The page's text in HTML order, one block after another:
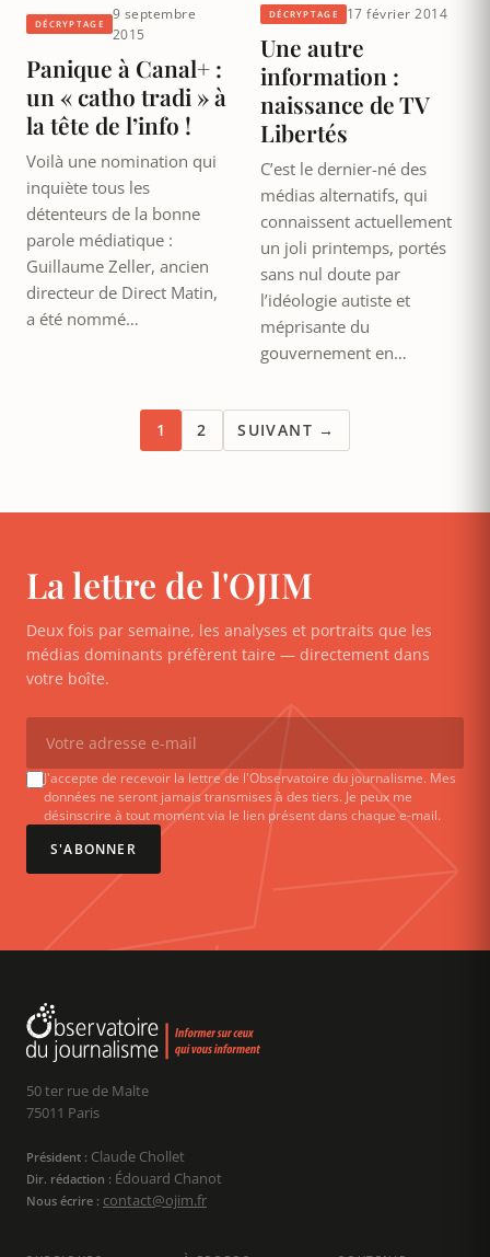
DÉCRYPTAGE
9 septembre
2015
Panique à Canal+ :
un « catho tradi » à
la tête de l’info !
Voilà une nomination qui
inquiète tous les
détenteurs de la bonne
parole médiatique :
Guillaume Zeller, ancien
directeur de Direct Matin,
a été nommé…
DÉCRYPTAGE 17 février 2014
Une autre
information :
naissance de TV
Libertés
C’est le dernier-né des
médias alternatifs, qui
connaissent actuellement
un joli printemps, portés
sans nul doute par
l’idéologie autiste et
méprisante du
gouvernement en…
1 2 SUIVANT →
La lettre de l'OJIM
Deux fois par semaine, les analyses et portraits que les
médias dominants préfèrent taire — directement dans
votre boîte.
J'accepte de recevoir la lettre de l'Observatoire du journalisme. Mes
données ne seront jamais transmises à des tiers. Je peux me
désinscrire à tout moment via le lien présent dans chaque e-mail.
S'ABONNER
50 ter rue de Malte
75011 Paris
Président : Claude Chollet
Dir. rédaction : Édouard Chanot
Nous écrire : contact@ojim.fr